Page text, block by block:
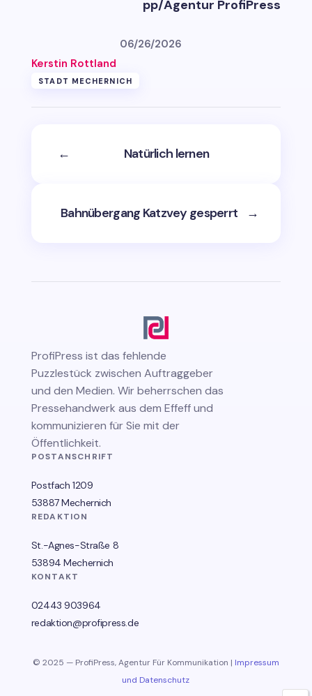
pp/Agentur ProfiPress
Kerstin Rottland
06/26/2026
STADT MECHERNICH
← Natürlich lernen
Bahnübergang Katzvey gesperrt →
ProfiPress ist das fehlende
Puzzlestück zwischen Auftraggeber
und den Medien. Wir beherrschen das
Pressehandwerk aus dem Effeff und
kommunizieren für Sie mit der
Öffentlichkeit.
POSTANSCHRIFT
Postfach 1209
53887 Mechernich
REDAKTION
St.-Agnes-Straße 8
53894 Mechernich
KONTAKT
02443 903964
redaktion@profipress.de
© 2025 — ProfiPress, Agentur Für Kommunikation | Impressum
und Datenschutz